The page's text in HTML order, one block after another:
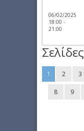
06/02/2025
18:00 -
21:00
Σελίδες
1 2 3
8 9